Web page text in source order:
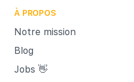
À PROPOS
Notre mission
Blog
Jobs 👋